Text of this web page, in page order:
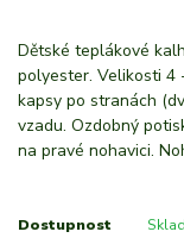
Dětské teplákové
polyester. Velikosti 4
kapsy po stranách
vzadu. Ozdobný
na pravé nohavici.
Dostupnost